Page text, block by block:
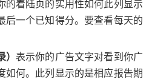
的着陆页的实用性如何此列显示
后一个已知得分。要查看每天的
表示你的广告文字对看到你广
如何。此列显示的是相应报告期